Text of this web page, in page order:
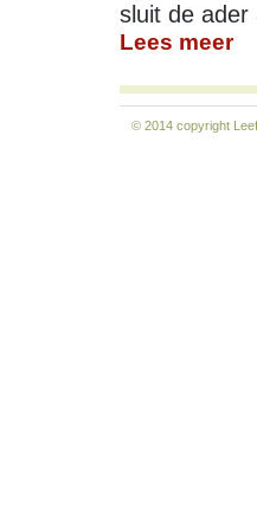
sluit de ader
Lees meer
© 2014 copyright